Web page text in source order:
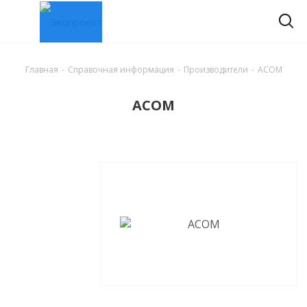
Главная - Справочная информация - Производители - ACOM
ACOM